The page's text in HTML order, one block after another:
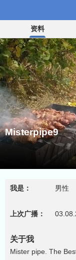
资料
Misterpipe9
我是： 男性
上次广播：
关于我
Mister pipe. The